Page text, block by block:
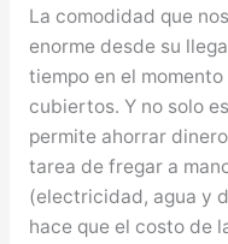
La comodidad que
enorme desde su
tiempo en el
cubiertos. Y no solo
permite ahorrar
tarea de fregar a
(electricidad, agua y
hace que el costo de